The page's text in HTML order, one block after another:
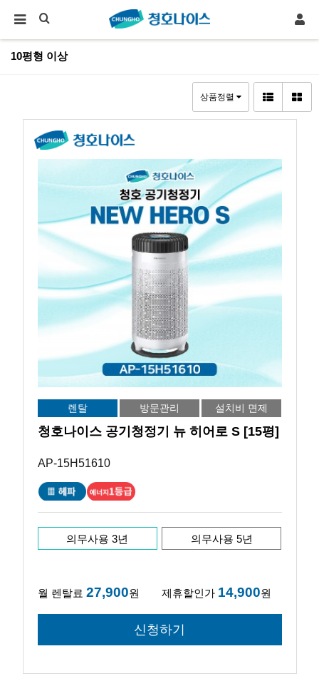
10평형 이상
상품정렬
렌탈 방문관리 설치비 면제
청호나이스 공기청정기 뉴 히어로 S [15평]
AP-15H51610
의무사용 3년 의무사용 5년
월 렌탈료 27,900원 제휴할인가 14,900원